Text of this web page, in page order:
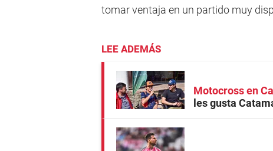
tomar ventaja en un partido muy
LEE ADEMÁS
Motocross en
les gusta